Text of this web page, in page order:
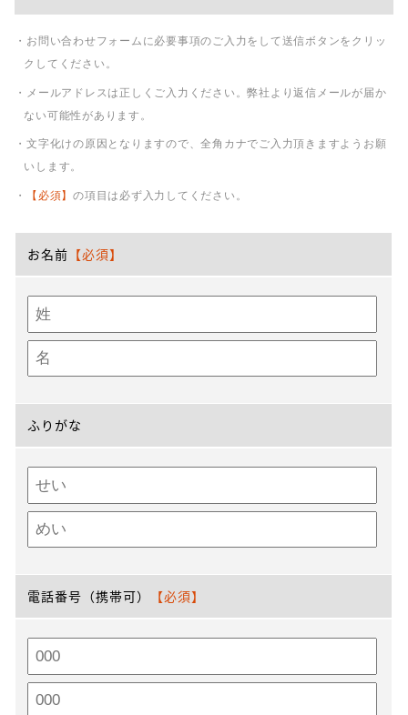
・お問い合わせフォームに必要事項のご入力をして送信ボタンをクリッ
クしてください。
・メールアドレスは正しくご入力ください。弊社より返信メールが届か
ない可能性があります。
・文字化けの原因となりますので、全角カナでご入力頂きますようお願
いします。
・ 【必須】の項目は必ず入力してください。
お名前 【必須】
ふりがな
電話番号（携帯可） 【必須】